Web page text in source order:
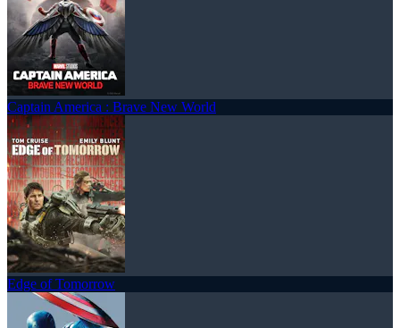
Captain America : Brave New World
Edge of Tomorrow